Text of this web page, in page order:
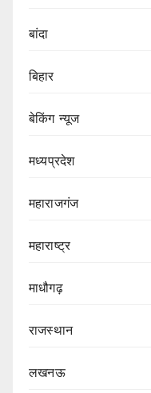
बांदा
बिहार
बेकिंग न्यूज
मध्यप्रदेश
महाराजगंज
महाराष्ट्र
माधौगढ़
राजस्थान
लखनऊ